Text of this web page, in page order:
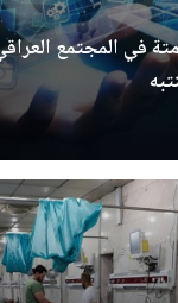
في المجتمع